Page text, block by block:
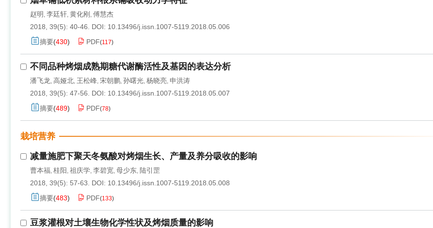
赵明 , 李廷轩, 黄化刚 , 傅慧杰
2018, 39(5): 40-46.
DOI: 10.13496/j.issn.1007-5119.2018.05.006
摘要(430) PDF(117)
不同品种烤烟成熟期糖代谢酶活性及基因的表达分析
潘飞龙, 高娅北, 王松峰, 宋朝鹏, 孙曙光, 杨晓亮, 申洪涛
2018, 39(5): 47-56.
DOI: 10.13496/j.issn.1007-5119.2018.05.007
摘要(489) PDF(78)
栽培营养
减量施肥下聚天冬氨酸对烤烟生长、产量及养分吸收的影响
曹本福, 桂阳, 祖庆学, 李碧宽, 母少东, 陆引罡
2018, 39(5): 57-63.
DOI: 10.13496/j.issn.1007-5119.2018.05.008
摘要(483) PDF(133)
豆浆灌根对土壤生物化学性状及烤烟质量的影响